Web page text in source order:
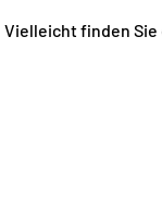
Vielleicht finden